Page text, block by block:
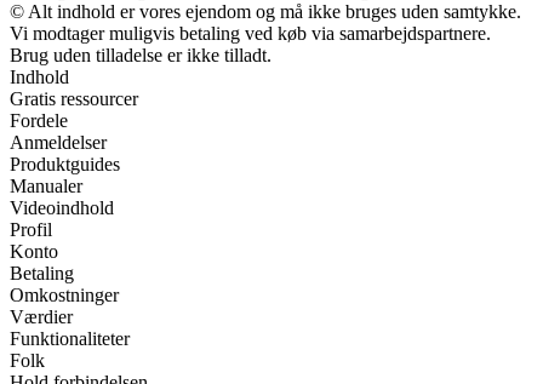
© Alt indhold er vores ejendom og må ikke bruges uden samtykke.
Vi modtager muligvis betaling ved køb via samarbejdspartnere.
Brug uden tilladelse er ikke tilladt.
Indhold
Gratis ressourcer
Fordele
Anmeldelser
Produktguides
Manualer
Videoindhold
Profil
Konto
Betaling
Omkostninger
Værdier
Funktionaliteter
Folk